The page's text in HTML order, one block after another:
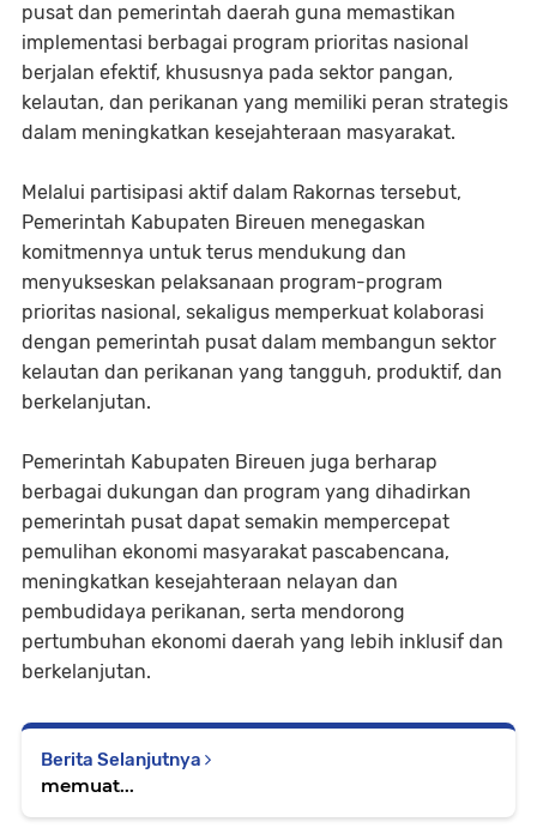
pusat dan pemerintah daerah guna memastikan
implementasi berbagai program prioritas nasional
berjalan efektif, khususnya pada sektor pangan,
kelautan, dan perikanan yang memiliki peran strategis
dalam meningkatkan kesejahteraan masyarakat.
Melalui partisipasi aktif dalam Rakornas tersebut,
Pemerintah Kabupaten Bireuen menegaskan
komitmennya untuk terus mendukung dan
menyukseskan pelaksanaan program-program
prioritas nasional, sekaligus memperkuat kolaborasi
dengan pemerintah pusat dalam membangun sektor
kelautan dan perikanan yang tangguh, produktif, dan
berkelanjutan.
Pemerintah Kabupaten Bireuen juga berharap
berbagai dukungan dan program yang dihadirkan
pemerintah pusat dapat semakin mempercepat
pemulihan ekonomi masyarakat pascabencana,
meningkatkan kesejahteraan nelayan dan
pembudidaya perikanan, serta mendorong
pertumbuhan ekonomi daerah yang lebih inklusif dan
berkelanjutan.
Berita Selanjutnya
memuat...